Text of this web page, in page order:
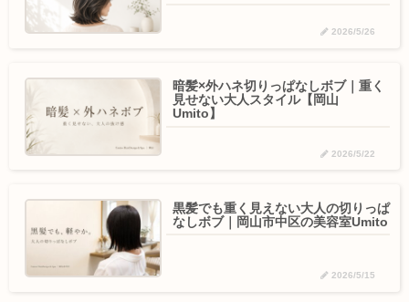
2026/5/26
暗髪×外ハネ切りっぱなしボブ｜重く
見せない大人スタイル【岡山
Umito】
2026/5/22
黒髪でも重く見えない大人の切りっぱ
なしボブ｜岡山市中区の美容室Umito
2026/5/15